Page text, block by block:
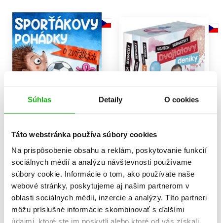
Súhlas Detaily O cookies
Táto webstránka používa súbory cookies
Na prispôsobenie obsahu a reklám, poskytovanie funkcií
sociálnych médií a analýzu návštevnosti používame
súbory cookie. Informácie o tom, ako používate naše
webové stránky, poskytujeme aj našim partnerom v
oblasti sociálnych médií, inzercie a analýzy. Títo partneri
môžu príslušné informácie skombinovať s ďalšími
údajmi, ktoré ste im poskytli alebo ktoré od vás získali,
Sporťákovy pohádky o
zvířátkách
Vojtěch Bernatský
11,89 €
Do košíka
Vojtěch Bernatský:
Dvojtátovy deníky
(trojbox)
Vojtěch Bernatský
30,52 €
Do košíka